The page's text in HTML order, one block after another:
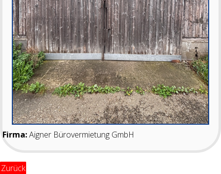
Firma:Aigner Bürovermietung GmbH
Zurück